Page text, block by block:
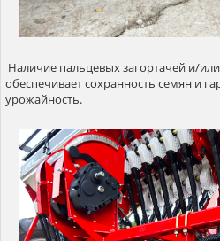
Наличие пальцевых загортачей и/
обеспечивает сохранность семян и
урожайность.